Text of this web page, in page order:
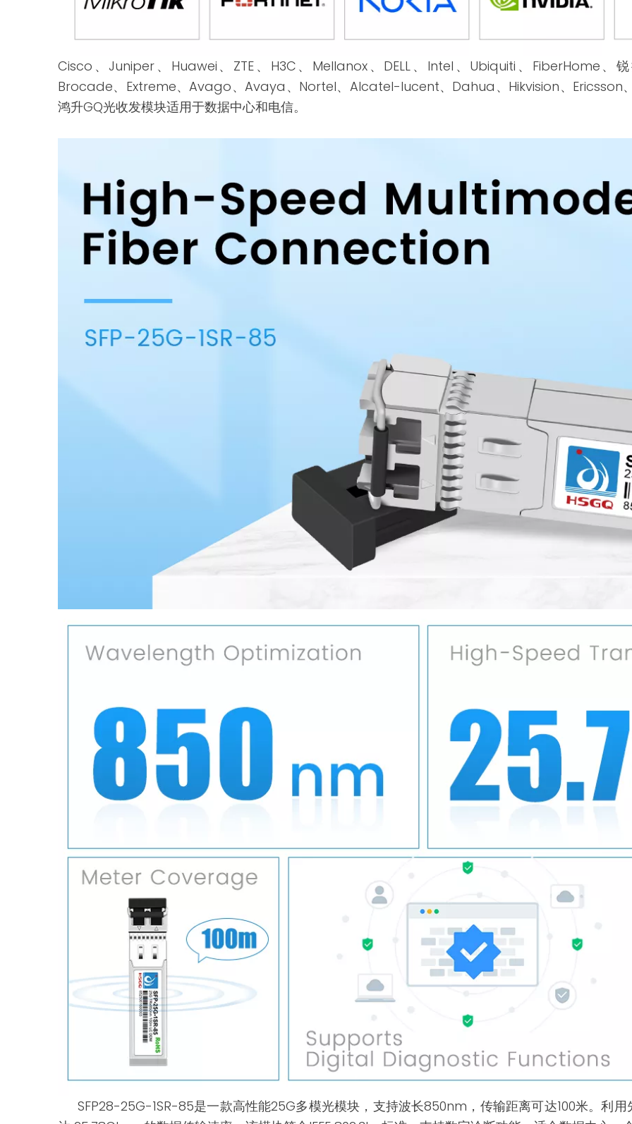
Cisco、Juniper、Huawei、ZTE、H3C、Mellanox、DELL、Intel、Ubiquiti、FiberHome、
Brocade、Extreme、Avago、Avaya、Nortel、Alcatel-lucent、Dahua、Hikvision、Ericsson
鸿升GQ光收发模块适用于数据中心和电信。
SFP28-25G-1SR-85是一款高性能25G多模光模块，支持波长850nm，传输距离可达100米。利用